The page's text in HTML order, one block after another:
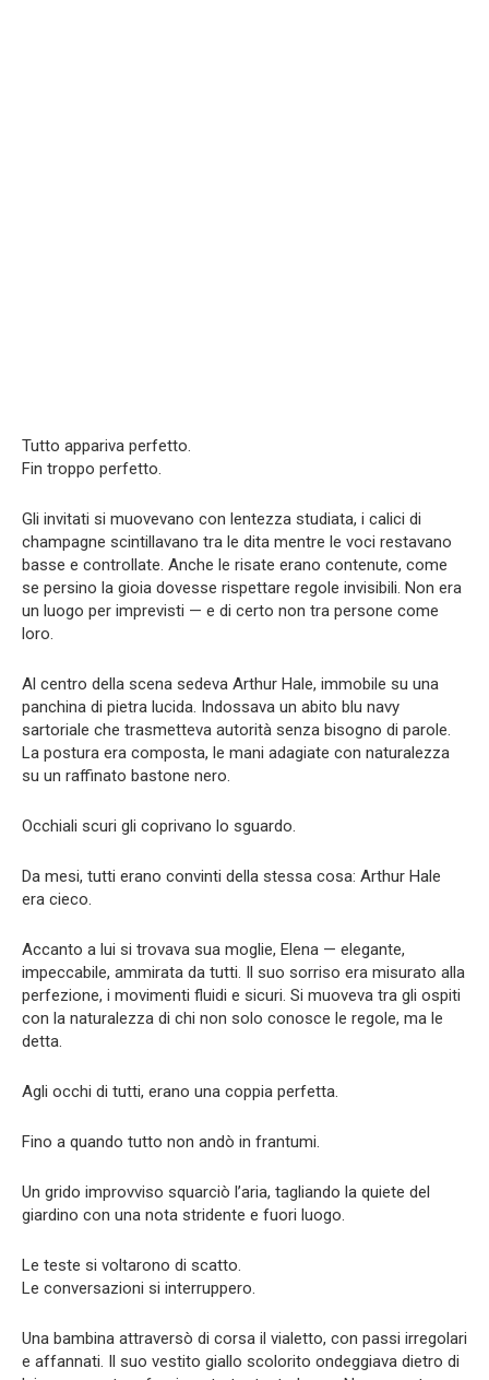
Tutto appariva perfetto.
Fin troppo perfetto.
Gli invitati si muovevano con lentezza studiata, i calici di
champagne scintillavano tra le dita mentre le voci restavano
basse e controllate. Anche le risate erano contenute, come
se persino la gioia dovesse rispettare regole invisibili. Non era
un luogo per imprevisti — e di certo non tra persone come
loro.
Al centro della scena sedeva Arthur Hale, immobile su una
panchina di pietra lucida. Indossava un abito blu navy
sartoriale che trasmetteva autorità senza bisogno di parole.
La postura era composta, le mani adagiate con naturalezza
su un raffinato bastone nero.
Occhiali scuri gli coprivano lo sguardo.
Da mesi, tutti erano convinti della stessa cosa: Arthur Hale
era cieco.
Accanto a lui si trovava sua moglie, Elena — elegante,
impeccabile, ammirata da tutti. Il suo sorriso era misurato alla
perfezione, i movimenti fluidi e sicuri. Si muoveva tra gli ospiti
con la naturalezza di chi non solo conosce le regole, ma le
detta.
Agli occhi di tutti, erano una coppia perfetta.
Fino a quando tutto non andò in frantumi.
Un grido improvviso squarciò l’aria, tagliando la quiete del
giardino con una nota stridente e fuori luogo.
Le teste si voltarono di scatto.
Le conversazioni si interruppero.
Una bambina attraversò di corsa il vialetto, con passi irregolari
e affannati. Il suo vestito giallo scolorito ondeggiava dietro di